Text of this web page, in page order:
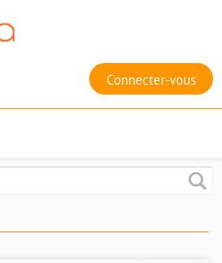
Connecter-vous